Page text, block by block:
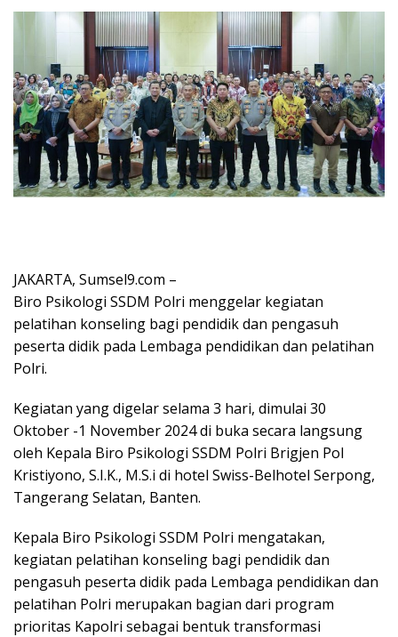
JAKARTA, Sumsel9.com –
Biro Psikologi SSDM Polri menggelar kegiatan
pelatihan konseling bagi pendidik dan pengasuh
peserta didik pada Lembaga pendidikan dan pelatihan
Polri.
Kegiatan yang digelar selama 3 hari, dimulai 30
Oktober -1 November 2024 di buka secara langsung
oleh Kepala Biro Psikologi SSDM Polri Brigjen Pol
Kristiyono, S.I.K., M.S.i di hotel Swiss-Belhotel Serpong,
Tangerang Selatan, Banten.
Kepala Biro Psikologi SSDM Polri mengatakan,
kegiatan pelatihan konseling bagi pendidik dan
pengasuh peserta didik pada Lembaga pendidikan dan
pelatihan Polri merupakan bagian dari program
prioritas Kapolri sebagai bentuk transformasi